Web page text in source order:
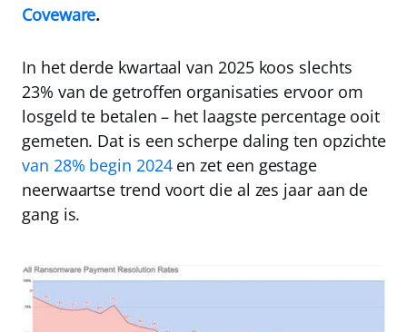
Coveware.
In het derde kwartaal van 2025 koos slechts
23% van de getroffen organisaties ervoor om
losgeld te betalen – het laagste percentage ooit
gemeten. Dat is een scherpe daling ten opzichte
van 28% begin 2024en zet een gestage
neerwaartse trend voort die al zes jaar aan de
gang is.